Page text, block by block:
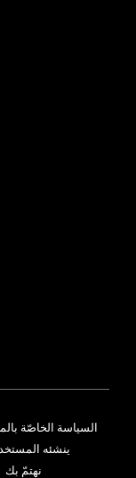
السياسة الخاصّة
ينشئه
نهتمّ بك